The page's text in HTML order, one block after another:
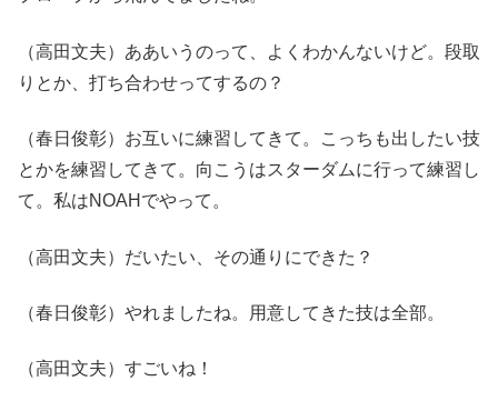
（高田文夫）ああいうのって、よくわかんないけど。段取
りとか、打ち合わせってするの？
（春日俊彰）お互いに練習してきて。こっちも出したい技
とかを練習してきて。向こうはスターダムに行って練習し
て。私はNOAHでやって。
（高田文夫）だいたい、その通りにできた？
（春日俊彰）やれましたね。用意してきた技は全部。
（高田文夫）すごいね！